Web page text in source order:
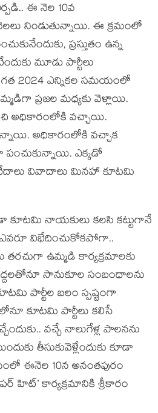
ఈ నెల 10వ
నిండుతున్నాయి. ఈ క్ర‌మంలో
ప్ర‌స్తుతం ఉన్న
మూడు పార్టీలు
గ‌త 2024 ఎన్నిక‌ల స‌మ‌యంలో
ప్ర‌జ‌ల మ‌ధ్య‌కు వెళ్లాయి.
అధికారంలోకి వ‌చ్చాయి.
అధికారంలోకి వ‌చ్చాక
పంచుకున్నాయి. ఎక్క‌డో
వివాదాలు మిన‌హా కూట‌మి
కూట‌మి నాయ‌కులు క‌ల‌సి క‌ట్టుగానే
ఎవ‌రూ విభేదించుకోక‌పోగా..
ఉమ్మ‌డి కార్య‌క్ర‌మాల‌కు
సానుకూల సంబంధాలను
పార్టీల బ‌లం స్ప‌ష్టంగా
కూట‌మి పార్టీలు క‌లిసే
వ‌చ్చే నాలుగేళ్ల పాల‌న‌ను
తీసుకువెళ్లేందుకు కూడా
ఈనెల 10న అనంత‌పురం
హిట్‌’ కార్య‌క్ర‌మానికి శ్రీకారం